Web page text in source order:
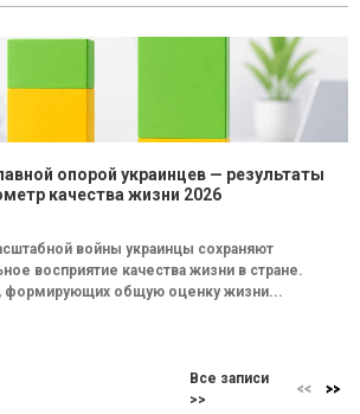
опорой украинцев — результаты
качества жизни 2026
войны украинцы сохраняют
восприятие качества жизни в стране.
формирующих общую оценку жизни...
Все записи
>>